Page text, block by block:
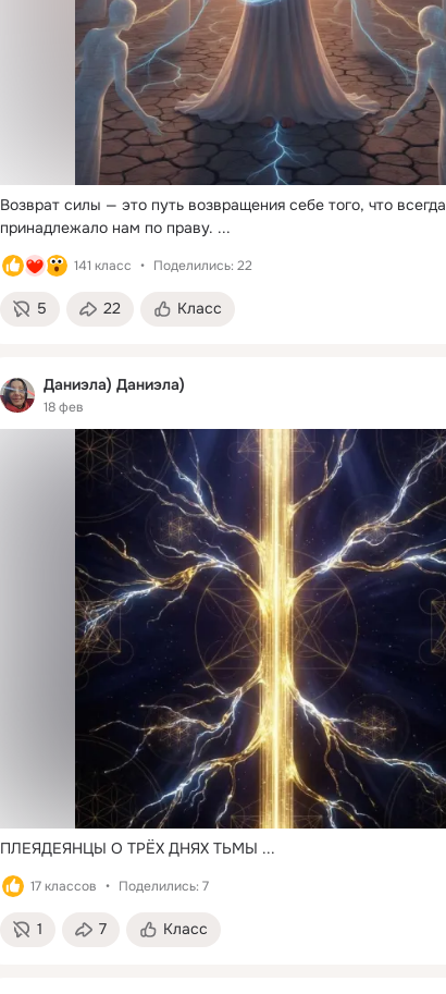
Возврат силы — это путь возвращения себе того, что всегда
принадлежало нам по праву. ...
141 класс Поделились: 22
5 22 Класс
Даниэла) Даниэла)
18 фев
ПЛЕЯДЕЯНЦЫ О ТРЁХ ДНЯХ ТЬМЫ ...
17 классов Поделились: 7
1 7 Класс